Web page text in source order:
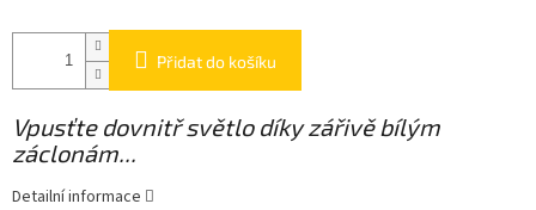
Přidat do košíku
Vpusťte dovnitř světlo díky zářivě bílým
záclonám...
Detailní informace